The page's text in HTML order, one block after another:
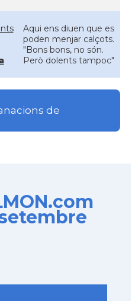
Aqui ens diuen que es
poden menjar calçots.
"Bons bons, no són.
Però dolents tampoc"
de